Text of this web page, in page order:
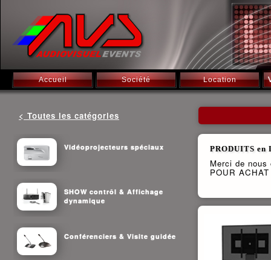
Accueil Société Location
< Toutes les catégories
Vidéoprojecteurs spéciaux
SHOW contrôl & Affichage
dynamique
Conférenciers & Visite guidée
PRODUITS en
Merci de
POUR